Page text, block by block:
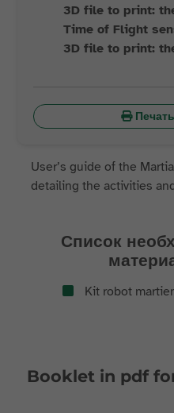
3D file to print:
Time of Flight
3D file to print:
User’s guide of the
detailing the activities
Список
Kit robot
Booklet in pdf